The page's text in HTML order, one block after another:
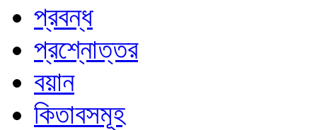
প্রবন্ধ
প্রশ্নোত্তর
বয়ান
কিতাবসমূহ